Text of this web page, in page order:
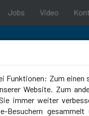
Jobs Video
Funktionen: Zum einen
Website. Zum
immer weiter
Besuchern gesammelt